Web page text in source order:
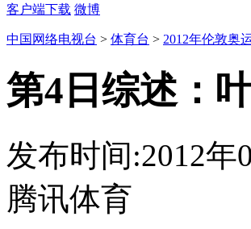
客户端下载 微博
中国网络电视台 > 体育台 > 2012年伦敦奥
第4日综述：
发布时间:2012年
腾讯体育